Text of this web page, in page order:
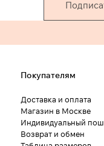
Покупателям
Доставка и оплата
Магазин в Москве
Индивидуальный
Возврат и обмен